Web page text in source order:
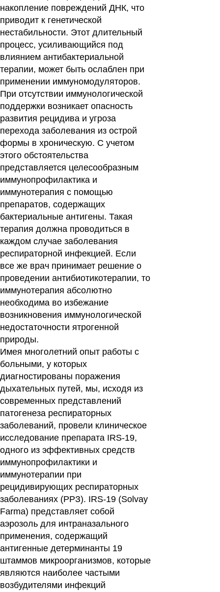
накопление повреждений ДНК, что
приводит к генетической
нестабильности. Этот длительный
процесс, усиливающийся под
влиянием антибактериальной
терапии, может быть ослаблен при
применении иммуномодуляторов.
При отсутствии иммунологической
поддержки возникает опасность
развития рецидива и угроза
перехода заболевания из острой
формы в хроническую. С учетом
этого обстоятельства
представляется целесообразным
иммунопрофилактика и
иммунотерапия с помощью
препаратов, содержащих
бактериальные антигены. Такая
терапия должна проводиться в
каждом случае заболевания
респираторной инфекцией. Если
все же врач принимает решение о
проведении антибиотикотерапии, то
иммунотерапия абсолютно
необходима во избежание
возникновения иммунологической
недостаточности ятрогенной
природы.
Имея многолетний опыт работы с
больными, у которых
диагностированы поражения
дыхательных путей, мы, исходя из
современных представлений
патогенеза респираторных
заболеваний, провели клиническое
исследование препарата IRS-19,
одного из эффективных средств
иммунопрофилактики и
иммунотерапии при
рецидивирующих респираторных
заболеваниях (РРЗ). IRS-19 (Solvay
Farma) представляет собой
аэрозоль для интраназального
применения, содержащий
антигенные детерминанты 19
штаммов микроорганизмов, которые
являются наиболее частыми
возбудителями инфекций